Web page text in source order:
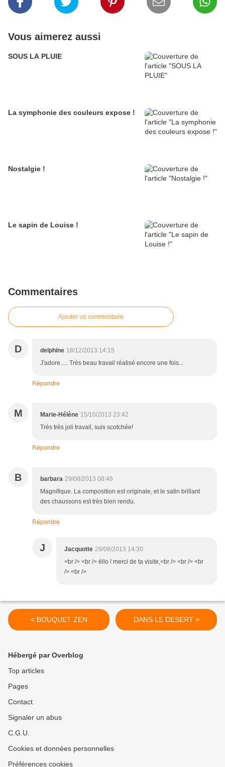
Vous aimerez aussi
SOUS LA PLUIE
La symphonie des couleurs expose !
Nostalgie !
Le sapin de Louise !
Commentaires
Ajouter un commentaire
D delphine 18/12/2013 14:15
J'adore..... Très beau travail réalisé encore une fois...
Répondre
M Marie-Hélène 15/10/2013 23:42
Très très joli travail, suis scotchée!
Répondre
B barbara 29/08/2013 08:46
Magnifique. La composition est originale, et le satin brillant
des chaussons est très bien rendu.
Répondre
J Jacquotte 29/08/2013 14:30
<br /> <br /> éllo ! merci de ta visite,<br /> <br /> <br
/> <br />
< BOUQUET ZEN DANS LE DESERT >
Hébergé par Overblog
Top articles
Pages
Contact
Signaler un abus
C.G.U.
Cookies et données personnelles
Préférences cookies